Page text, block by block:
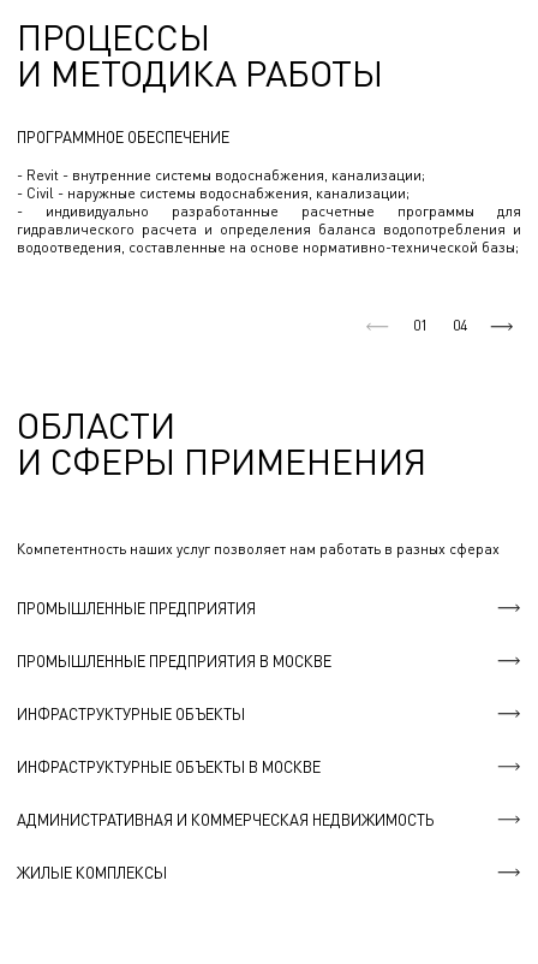
- Расчет РЧВ, регулирующих, аккумулирующих и
противопожарных резервуаров;
- Расчет инфильтрационных полей и фильтрующих прудов.
ПРОЦЕССЫ
И МЕТОДИКА РАБОТЫ
ПРОГРАММНОЕ ОБЕСПЕЧЕНИЕ
- Revit - внутренние системы водоснабжения, канализации;
- Civil - наружные системы водоснабжения, канализации;
- индивидуально разработанные расчетные программы для
гидравлического расчета и определения баланса водопотребления и
водоотведения, составленные на основе нормативно-технической базы;
01 04
ОБЛАСТИ
И СФЕРЫ ПРИМЕНЕНИЯ
Компетентность наших услуг позволяет нам работать в разных сферах
ПРОМЫШЛЕННЫЕ ПРЕДПРИЯТИЯ
ПРОМЫШЛЕННЫЕ ПРЕДПРИЯТИЯ В МОСКВЕ
ИНФРАСТРУКТУРНЫЕ ОБЪЕКТЫ
ИНФРАСТРУКТУРНЫЕ ОБЪЕКТЫ В МОСКВЕ
АДМИНИСТРАТИВНАЯ И КОММЕРЧЕСКАЯ НЕДВИЖИМОСТЬ
ЖИЛЫЕ КОМПЛЕКСЫ